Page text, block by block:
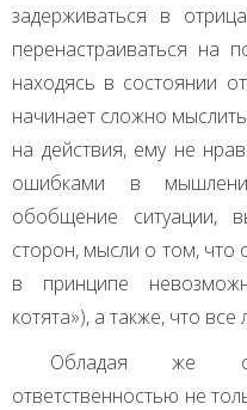
задерживаться в
перенастраиваться на
находясь в состоянии
начинает сложно
на действия, ему не
ошибками в
обобщение ситуации,
сторон, мысли о том, что
в принципе
котята»), а также, что
Обладая же
ответственностью не